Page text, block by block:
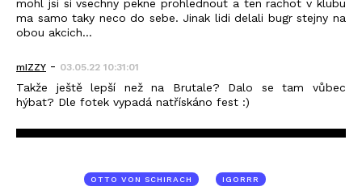
mohl jsi si vsechny pekne prohlednout a ten rachot v klubu
ma samo taky neco do sebe. Jinak lidi delali bugr stejny na
obou akcich...
mIZZY - 03.05.22 10:31:01
Takže ještě lepší než na Brutale? Dalo se tam vůbec
hýbat? Dle fotek vypadá natřískáno fest :)
OTTO VON SCHIRACH IGORRR